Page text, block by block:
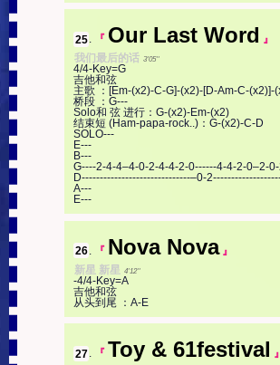
25. 『 Our Last Word 』
我们最后的话 3'05''
4/4-Key=G
吉他和弦
主歌 ：[Em-(x2)-C-G]-(x2)-[D-Am-C-(x2)]-
桥段 ：G---
Solo和 弦 进行：G-(x2)-Em-(x2)
结束短 (Ham-papa-rock..)：G-(x2)-C-D
SOLO---
E---
B---
G----2-4-4–4-0-2-4-4-2-0------4-4-2-0–2-
D------------------------------–0-
A---
E---
26. 『 Nova Nova 』
新星 新星 4'12''
-4/4-Key=A
吉他和弦
从头到尾 ：A-E
27. 『 Toy & 61festival 』